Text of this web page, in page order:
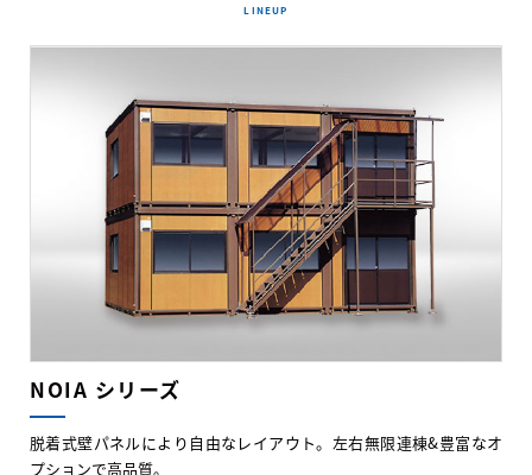
LINEUP
NOIA シリーズ
脱着式壁パネルにより自由なレイアウト。左右無限連棟&豊富なオ
プションで高品質。